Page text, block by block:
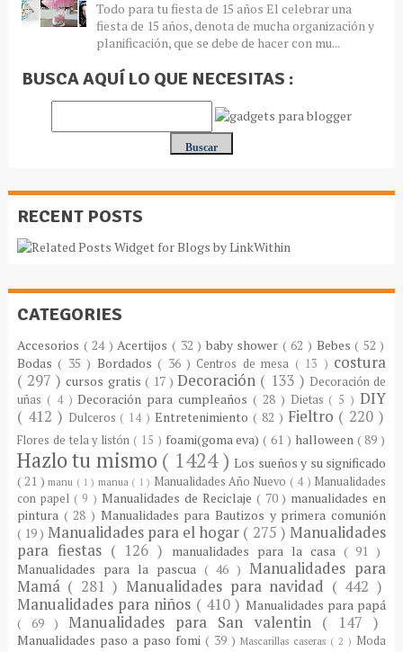
Todo para tu fiesta de 15 años El celebrar una
fiesta de 15 años, denota de mucha organización y
planificación, que se debe de hacer con mu...
BUSCA AQUÍ LO QUE NECESITAS :
RECENT POSTS
CATEGORIES
Accesorios ( 24 ) Acertijos ( 32 ) baby shower ( 62 ) Bebes( 52 )
Bodas( 35 ) Bordados( 36 ) Centros de mesa ( 13 ) costura
( 297 )cursos gratis ( 17 )Decoración ( 133 ) Decoración de
uñas ( 4 )Decoración para cumpleaños( 28 ) Dietas ( 5 )DIY
( 412 ) Dulceros ( 14 )Entretenimiento ( 82 ) Fieltro ( 220 )
Flores de tela y listón ( 15 ) foami(goma eva)( 61 ) halloween ( 89 )
Hazlo tu mismo ( 1424 )Los sueños y su significado
( 21 )manu ( 1 ) manua ( 1 ) Manualidades Año Nuevo ( 4 ) Manualidades
con papel ( 9 )Manualidades de Reciclaje ( 70 ) manualidades en
pintura ( 28 ) Manualidades para Bautizos y primera comunión
( 19 ) Manualidades para el hogar ( 275 )Manualidades
para fiestas ( 126 ) manualidades para la casa ( 91 )
Manualidades para la pascua ( 46 ) Manualidades para
Mamá ( 281 ) Manualidades para navidad ( 442 )
Manualidades para niños ( 410 ) Manualidades para papá
( 69 ) Manualidades para San valentin ( 147 )
Manualidades paso a paso fomi ( 39 )Mascarillas caseras ( 2 ) Moda